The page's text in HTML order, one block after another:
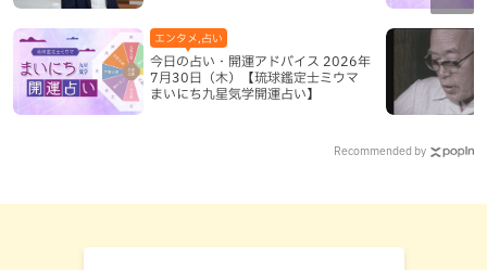
今日の占い・開運アドバイス 2026年
7月30日（木）【琉球鑑定士ミウマ
まいにち九星気学開運占い】
エンタメ,占い
Recommended by